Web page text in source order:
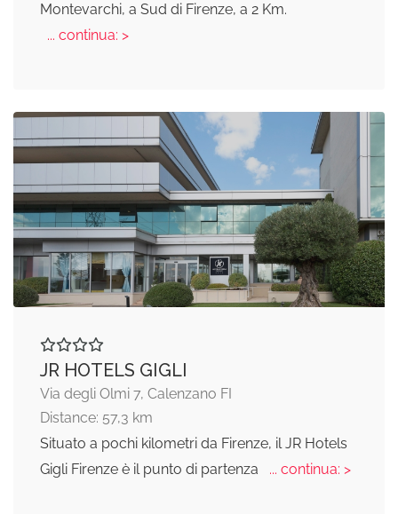
Montevarchi, a Sud di Firenze, a 2 Km.
... continua: >
JR HOTELS GIGLI
Via degli Olmi 7, Calenzano FI
Distance: 57,3 km
Situato a pochi kilometri da Firenze, il JR Hotels
Gigli Firenze è il punto di partenza
... continua: >